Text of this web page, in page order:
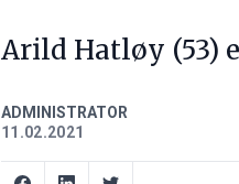
Arild Hatløy (53)
ADMINISTRATOR
11.02.2021